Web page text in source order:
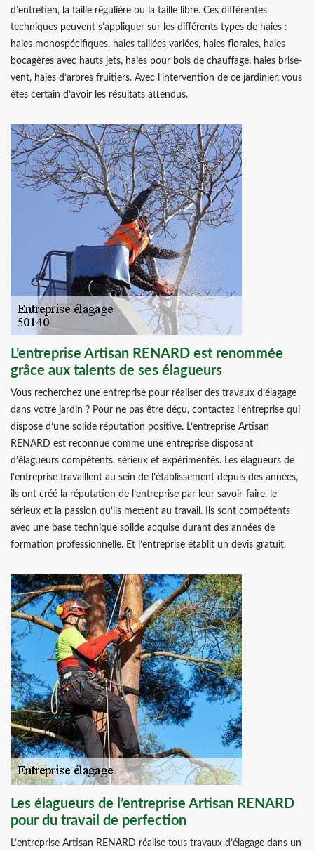
d’entretien, la taille régulière ou la taille libre. Ces différentes
techniques peuvent s’appliquer sur les différents types de haies :
haies monospécifiques, haies taillées variées, haies florales, haies
bocagères avec hauts jets, haies pour bois de chauffage, haies brise-
vent, haies d’arbres fruitiers. Avec l’intervention de ce jardinier, vous
êtes certain d’avoir les résultats attendus.
L’entreprise Artisan RENARD est renommée
grâce aux talents de ses élagueurs
Vous recherchez une entreprise pour réaliser des travaux d’élagage
dans votre jardin ? Pour ne pas être déçu, contactez l’entreprise qui
dispose d’une solide réputation positive. L’entreprise Artisan
RENARD est reconnue comme une entreprise disposant
d’élagueurs compétents, sérieux et expérimentés. Les élagueurs de
l’entreprise travaillent au sein de l’établissement depuis des années,
ils ont créé la réputation de l’entreprise par leur savoir-faire, le
sérieux et la passion qu’ils mettent au travail. Ils sont compétents
avec une base technique solide acquise durant des années de
formation professionnelle. Et l’entreprise établit un devis gratuit.
Les élagueurs de l’entreprise Artisan RENARD
pour du travail de perfection
L’entreprise Artisan RENARD réalise tous travaux d’élagage dans un